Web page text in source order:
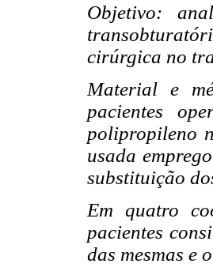
Objetivo:
cirúrgica no
Material e
pacientes
polipropileno
usada
substituição
Em quatro
pacientes
das mesmas e